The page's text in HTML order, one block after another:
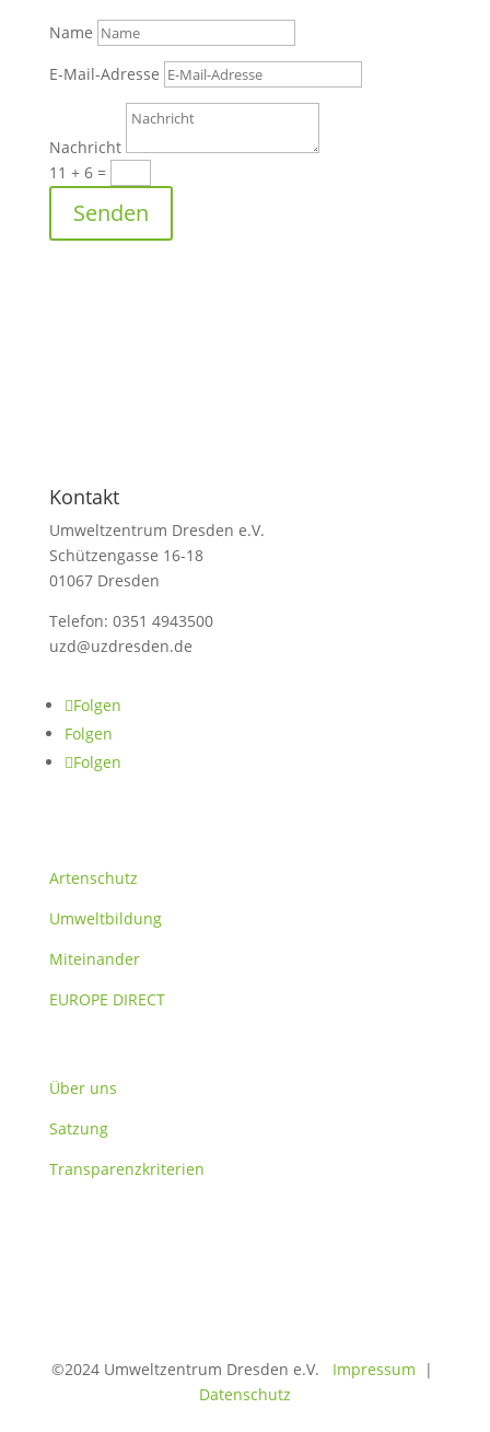
Name
E-Mail-Adresse
Nachricht
11 + 6=
Senden
Kontakt
Umweltzentrum Dresden e.V.
Schützengasse 16-18
01067 Dresden
Telefon: 0351 4943500
uzd@uzdresden.de
Folgen
Folgen
Folgen
Artenschutz
Umweltbildung
Miteinander
EUROPE DIRECT
Über uns
Satzung
Transparenzkriterien
©2024 Umweltzentrum Dresden e.V. Impressum |
Datenschutz